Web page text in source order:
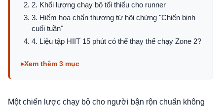
2. Khối lượng chạy bộ tối thiểu cho runner
3. Hiểm họa chấn thương từ hội chứng "Chiến binh
cuối tuần"
4. Liệu tập HIIT 15 phút có thể thay thế chạy Zone 2?
Xem thêm 3 mục
Một chiến lược chạy bộ cho người bận rộn chuẩn không